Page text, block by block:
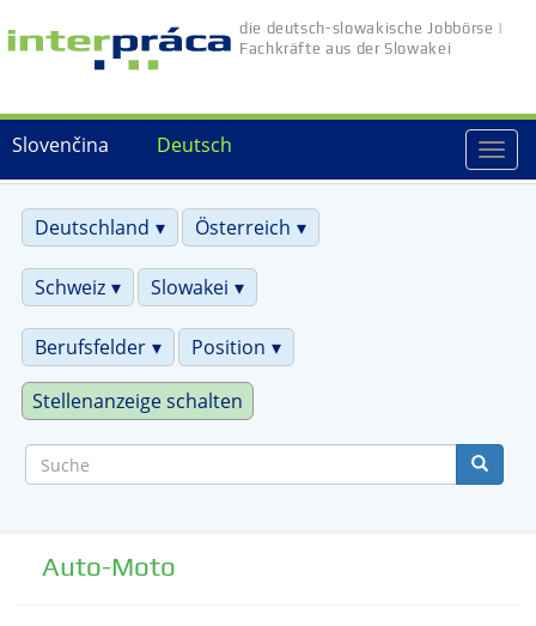
Direkt
zum
Deutsch
Slovenčina
die deutsch-slowakische Jobbörse |
Fachkräfte aus der Slowakei
Deutschland
Österreich
Schweiz Slowakei
Berufsfelder Position
Stellenanzeige schalten
Auto-Moto